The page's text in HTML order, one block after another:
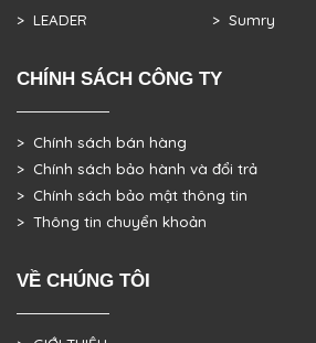
> LEADER
> Sumry
CHÍNH SÁCH CÔNG TY
> Chính sách bán hàng
> Chính sách bảo hành và đổi trả
> Chính sách bảo mật thông tin
> Thông tin chuyển khoản
VỀ CHÚNG TÔI